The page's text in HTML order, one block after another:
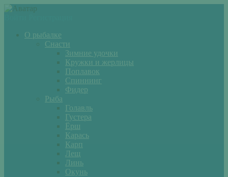
О рыбалке
Снасти
Зимние удочки
Кружки и жерлицы
Поплавок
Спиннинг
Фидер
Рыба
Голавль
Густера
Ёрш
Карась
Карп
Лещ
Линь
Окунь